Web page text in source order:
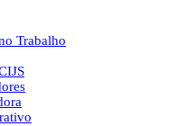
Trabalho